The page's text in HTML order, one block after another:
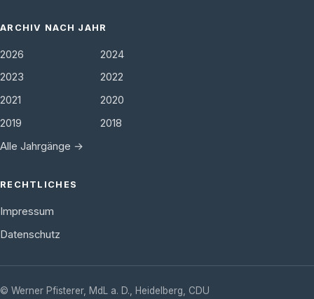
ARCHIV NACH JAHR
2026
2024
2023
2022
2021
2020
2019
2018
Alle Jahrgänge →
RECHTLICHES
Impressum
Datenschutz
© Werner Pfisterer, MdL a. D. Heidelberg CDU